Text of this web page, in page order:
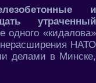
и
утраченный
«кидалова»
НАТО
делами в Минске,